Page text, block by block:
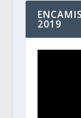
2019